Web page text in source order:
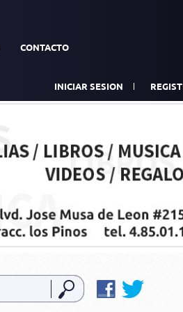
CONTACTO
INICIAR SESION